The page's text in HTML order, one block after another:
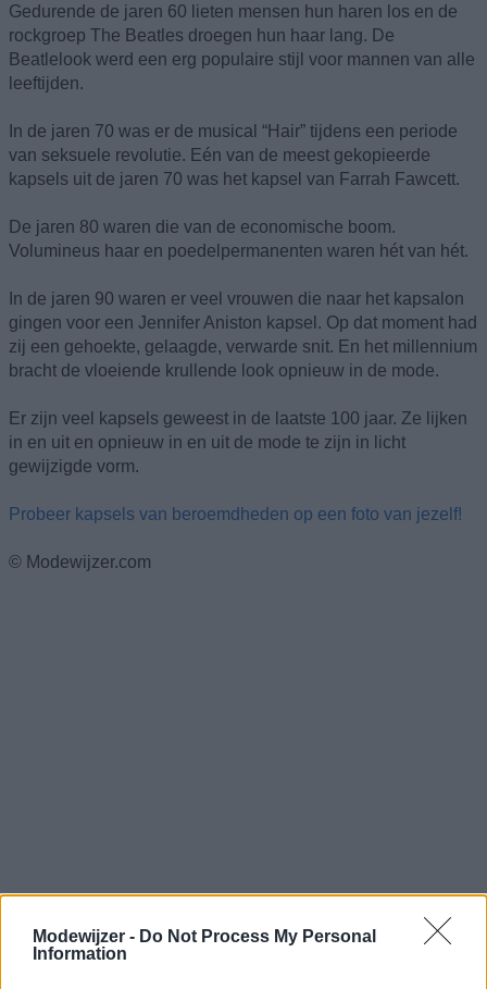
Modewijzer - Do Not Process My Personal
Information
Gedurende de jaren 60 lieten mensen hun haren los en de
rockgroep The Beatles droegen hun haar lang. De
Beatlelook werd een erg populaire stijl voor mannen van alle
leeftijden.
In de jaren 70 was er de musical “Hair” tijdens een periode
van seksuele revolutie. Eén van de meest gekopieerde
kapsels uit de jaren 70 was het kapsel van Farrah Fawcett.
De jaren 80 waren die van de economische boom.
Volumineus haar en poedelpermanenten waren hét van hét.
In de jaren 90 waren er veel vrouwen die naar het kapsalon
gingen voor een Jennifer Aniston kapsel. Op dat moment had
zij een gehoekte, gelaagde, verwarde snit. En het millennium
bracht de vloeiende krullende look opnieuw in de mode.
Er zijn veel kapsels geweest in de laatste 100 jaar. Ze lijken
in en uit en opnieuw in en uit de mode te zijn in licht
gewijzigde vorm.
Probeer kapsels van beroemdheden op een foto van jezelf!
© Modewijzer.com